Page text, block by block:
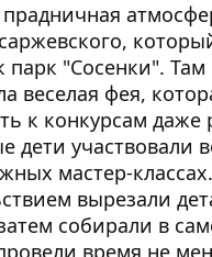
парк "Сосенки".
веселая фея,
к конкурсам даже
дети участвовали
мастер-
вырезали
собирали в
время не